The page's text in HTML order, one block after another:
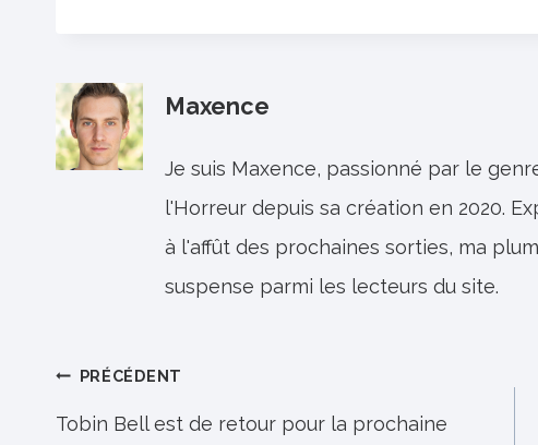
Maxence
Je suis Maxence, passionné par le
l'Horreur depuis sa création en 2020.
à l'affût des prochaines sorties, ma
suspense parmi les lecteurs du site.
Navigation
de
PRÉCÉDENT
Tobin Bell est de retour pour la prochaine